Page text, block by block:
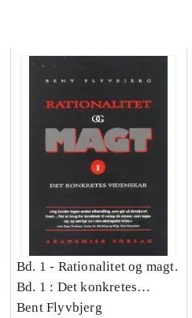
Bd. 1 - Rationalitet og magt.
Bd. 1 : Det konkretes
videnskab
Bent Flyvbjerg